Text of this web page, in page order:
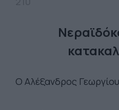
Ο Αλέξανδρος